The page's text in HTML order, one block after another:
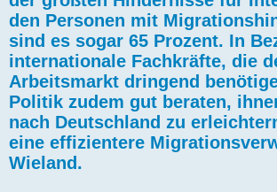
den Personen mit
sind es sogar 65 Prozent. In
internationale Fachkräfte, die
Arbeitsmarkt dringend
Politik zudem gut beraten,
nach Deutschland zu
eine effizientere
Wieland.